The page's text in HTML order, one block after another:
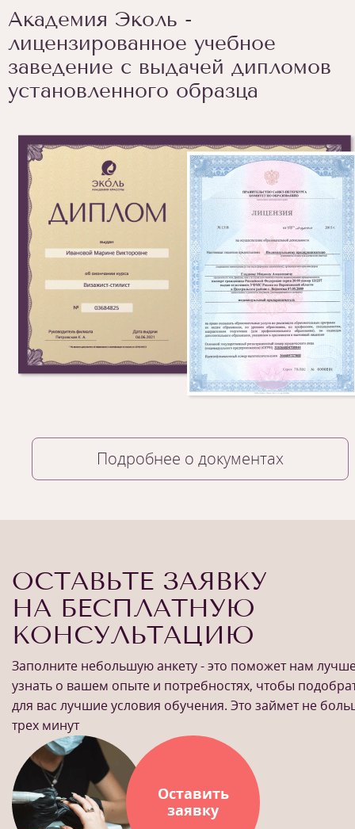
1/6
Академия Эколь -
лицензированное учебное
заведение с выдачей дипломов
установленного образца
Подробнее о документах
ОСТАВЬТЕ ЗАЯВКУ
НА БЕСПЛАТНУЮ
КОНСУЛЬТАЦИЮ
Заполните небольшую анкету - это поможет нам
узнать о вашем опыте и потребностях, чтобы
для вас лучшие условия обучения. Это займет не
трех минут
Оставить
заявку